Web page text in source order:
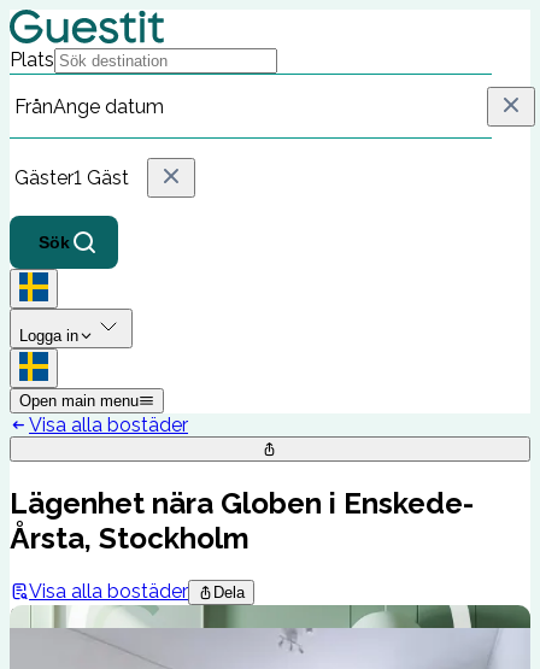
Plats
FrånAnge datum
Gäster1 Gäst
Sök
Logga in
Open main menu
Visa alla bostäder
Lägenhet nära Globen i Enskede-
Årsta, Stockholm
Visa alla bostäder Dela